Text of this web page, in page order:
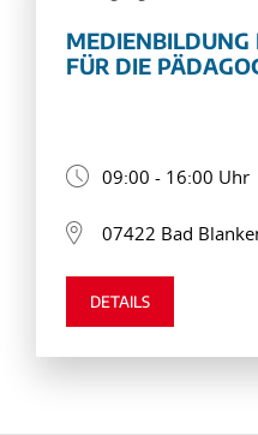
MEDIENBILDUNG
FÜR DIE
09:00 - 16:00 Uhr
07422 Bad
DETAILS